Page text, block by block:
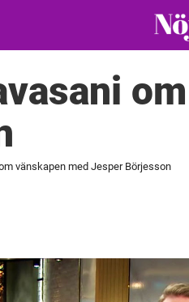
vänskapen med Jesper Börjesson